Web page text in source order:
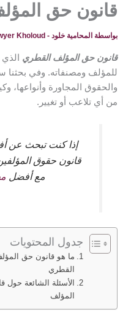
قانون حق
بواسطة المحامية خلود - Lawyer Kholoud
قانون حق المؤلف القطري
للمؤلف ومصنفاته. وفي
والحقوق المجاورة وأنواعها،
من أي تلاعب أو تغيير.
إذا كنت تبحث
قانون حقوق
مع أفضل
جدول المحتويات
ما هو قانون حق
القطري
الأسئلة الشائعة حول
المؤلف